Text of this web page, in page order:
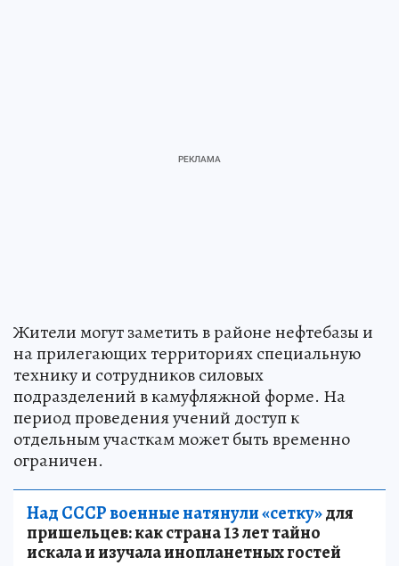
Жители могут заметить в районе нефтебазы и
на прилегающих территориях специальную
технику и сотрудников силовых
подразделений в камуфляжной форме. На
период проведения учений доступ к
отдельным участкам может быть временно
ограничен.
Над СССР военные натянули «сетку»для
пришельцев: как страна 13 лет тайно
искала и изучала инопланетных гостей